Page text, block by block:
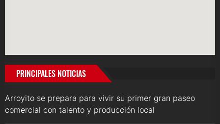
PRINCIPALES NOTICIAS
Arroyito se prepara para vivir su primer gran paseo
comercial con talento y producción local